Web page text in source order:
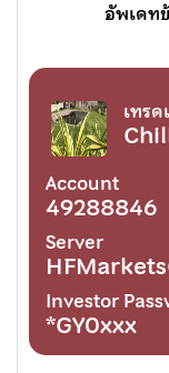
อัพเดท
เทร
Account
49288846
Server
Investor
*GY0xxx